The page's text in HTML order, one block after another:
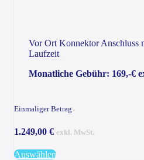
Vor Ort Konnektor Anschluss
Laufzeit
Monatliche Gebühr: 169,-€
Einmaliger Betrag
1.249,00 € exkl. MwSt.
Auswählen